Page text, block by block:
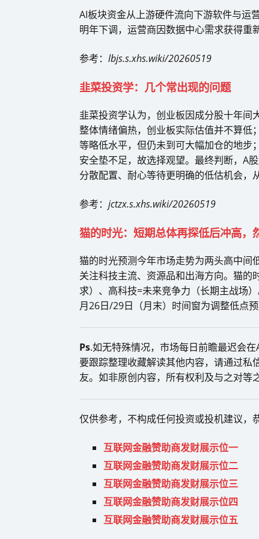
AI板块资金从上游硬件流向下游软件与运
明年下调，运营商因数据中心需求获得重
参考： lbjs.s.xhs.wiki/20260519
韭菜投资学：几个常出现的问题
韭菜投资学认为，创业板因成分股十年间
整体情绪偏热，创业板实际估值并不算低
等略低水平，但仍未到可大幅加仓的地步
安全垫不足，故选择观望。最终判断，A
分散配置、耐心等待更明确的低估机会，
参考： jctzx.s.xhs.wiki/20260519
猫的时光：短期总体再探低后冲高，
猫的时光预测今年市场走势为两头高中间
关注科技主流、资源品和出海方向。猫的
求）、高科技=未来竞争力（长期主战场
月26日/29日（月末）时间窗为调整低点预
Ps.如无特殊情况，市场每日前瞻最迟会
要跟踪整理收藏解读其他内容，请通过
友。如非原创内容，所有权利及与之对等
仅供参考，不构成任何投资或投机建议，
互联网金融赞助商发财展示位一
互联网金融赞助商发财展示位二
互联网金融赞助商发财展示位三
互联网金融赞助商发财展示位四
互联网金融赞助商发财展示位五